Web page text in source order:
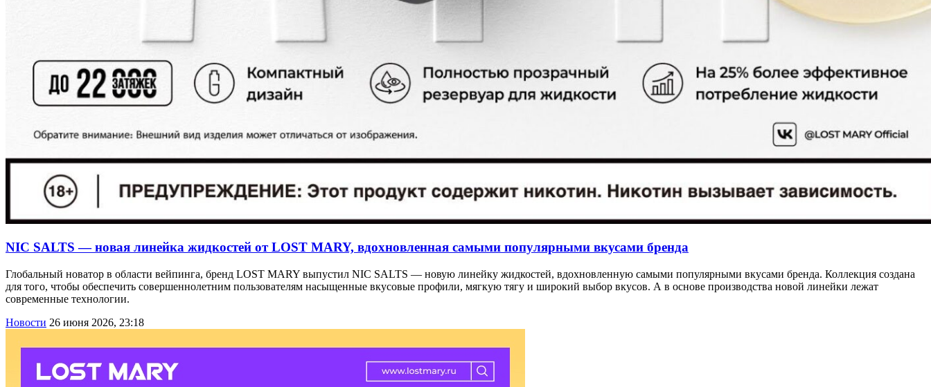
NIC SALTS — новая линейка жидкостей от LOST MARY, вдохновленная самыми популярными вкусами бренда
Глобальный новатор в области вейпинга, бренд LOST MARY выпустил NIC SALTS — новую линейку жидкостей, вдохновленную самыми популярными вкусами бренда. Коллекция создана
для того, чтобы обеспечить совершеннолетним пользователям насыщенные вкусовые профили, мягкую тягу и широкий выбор вкусов. А в основе производства новой линейки лежат
современные технологии.
Новости 26 июня 2026, 23:18